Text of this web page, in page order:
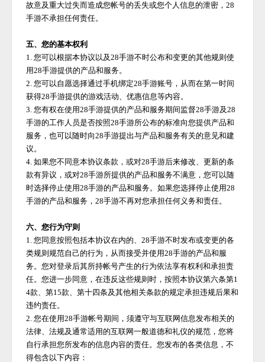
故意及重大过失而造成您帐号的丢失或您个人信息的泄密，28
手游不承担任何责任。
五、您的基本权利
1. 您可以根据本协议以及28手游不时公布和变更的其他规则使
用28手游提供的产品和服务。
2. 您可以自愿选择通过手机绑定28手游账号，从而在第一时间
获得28手游提供的游戏活动、优惠信息等内容。
3. 您有权在使用28手游提供的产品和服务期间监督28手游及28
手游的工作人员是否按照28手游所公布的标准向您提供产品和
服务，也可以随时向28手游提出与产品和服务有关的意见和建
议。
4. 如果您不同意本协议条款，或对28手游后来修改、更新的条
款有异议，或对28手游所提供的产品和服务不满意，您可以随
时选择停止使用28手游的产品和服务。如果您选择停止使用28
手游的产品和服务，28手游不再对您承担任何义务和责任。
六、您行为守则
1. 您同意按照包括本协议在内的、28手游不时发布或变更的各
类规则规范自己的行为，从而接受并使用28手游的产品和服
务。您对登录后其所持帐号产生的行为依法享有权利和承担责
任。您进一步同意，在违反这些规则时，按照本协议第六条第1
4款、第15款、第十四条及其他相关条款的规定承担违规后果和
违约责任。
2. 您在使用28手游帐号期间，须遵守与互联网信息发布相关的
法律、法规及通常适用的互联网一般道德和礼仪的规范，您将
自行承担您所发布的信息内容的责任。您发布的各类信息，不
得包含以下内容：